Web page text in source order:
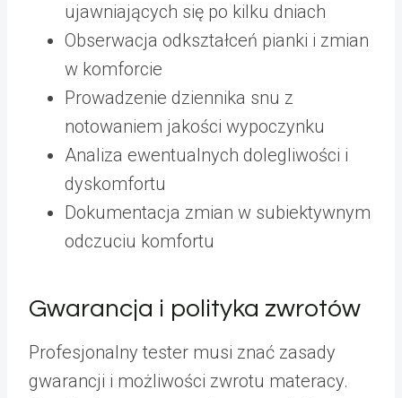
ujawniających się po kilku dniach
Obserwacja odkształceń pianki i zmian
w komforcie
Prowadzenie dziennika snu z
notowaniem jakości wypoczynku
Analiza ewentualnych dolegliwości i
dyskomfortu
Dokumentacja zmian w subiektywnym
odczuciu komfortu
Gwarancja i polityka zwrotów
Profesjonalny tester musi znać zasady
gwarancji i możliwości zwrotu materacy.